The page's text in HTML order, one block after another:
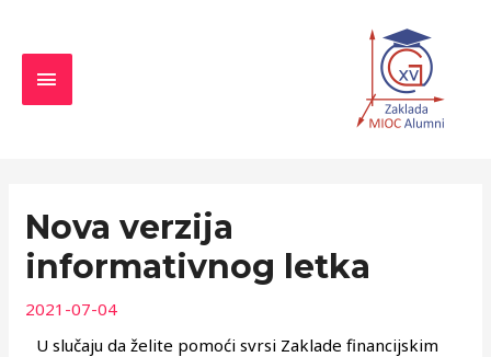
MENU
Nova verzija
informativnog letka
2021-07-04
U slučaju da želite pomoći svrsi Zaklade financijskim